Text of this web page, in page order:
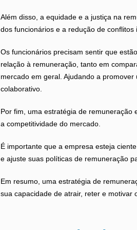
Além disso, a equidade e a justiça na
dos funcionários e a redução de conflitos
Os funcionários precisam sentir que
relação à remuneração, tanto em
mercado em geral. Ajudando a
colaborativo.
Por fim, uma estratégia de remuneração
a competitividade do mercado.
É importante que a empresa esteja
e ajuste suas políticas de remuneração
Em resumo, uma estratégia de
sua capacidade de atrair, reter e motivar